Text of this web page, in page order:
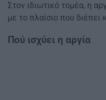
Στον ιδιωτικό τομέα, η
με το πλαίσιο που
Πού ισχύει η αργία